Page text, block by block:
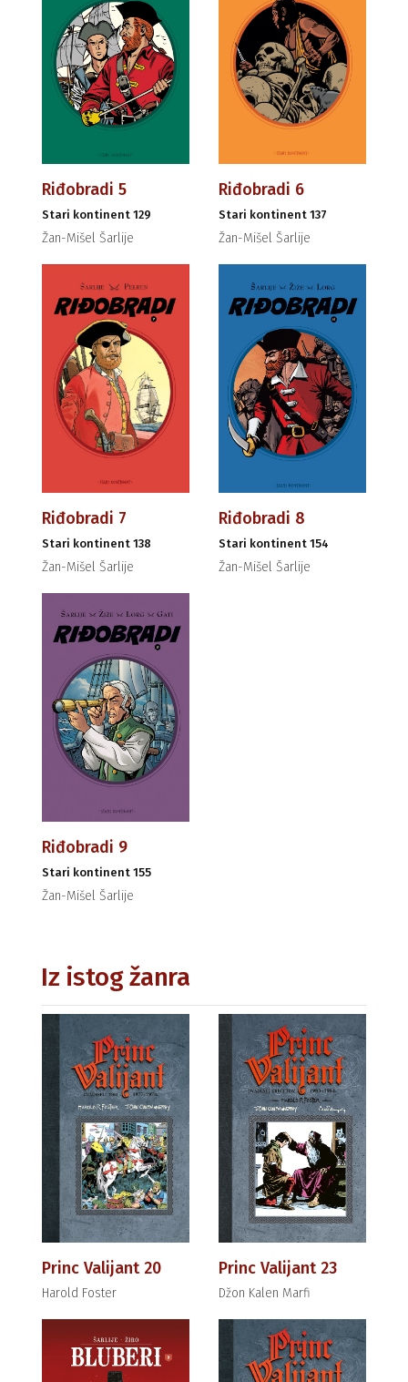
Riđobradi 5
Stari kontinent 129
Žan-Mišel Šarlije
Riđobradi 6
Stari kontinent 137
Žan-Mišel Šarlije
Riđobradi 7
Stari kontinent 138
Žan-Mišel Šarlije
Riđobradi 8
Stari kontinent 154
Žan-Mišel Šarlije
Riđobradi 9
Stari kontinent 155
Žan-Mišel Šarlije
Iz istog žanra
Princ Valijant 20
Harold Foster
Princ Valijant 23
Džon Kalen Marfi